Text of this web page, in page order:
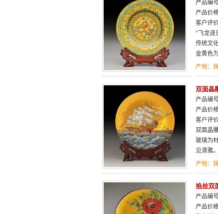
产品编
产品价
客户评
“飞龙逐
传统文
金黄色
产地：
双面晶
产品编
产品价
客户评
双面晶
玻璃为
见清雅
产地：
掐丝双
产品编
产品价